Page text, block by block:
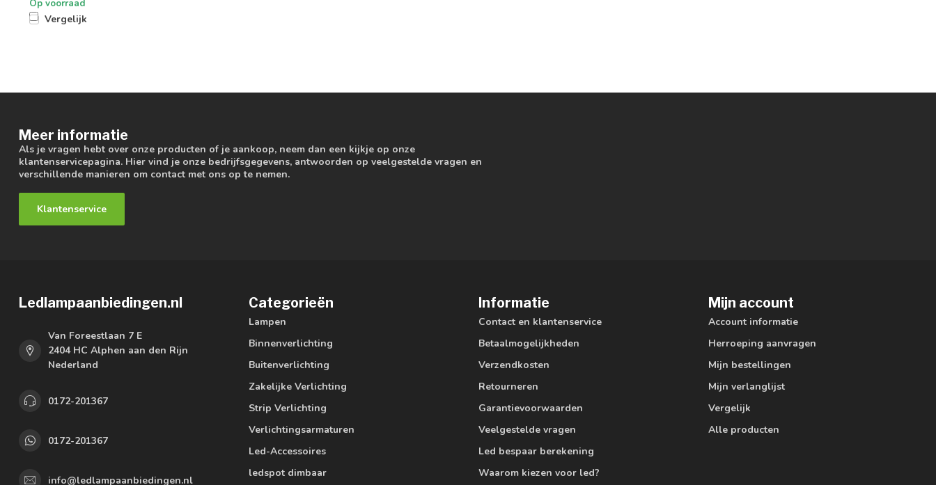
Op voorraad
Vergelijk
Meer informatie
Als je vragen hebt over onze producten of je aankoop, neem dan een kijkje op onze
klantenservicepagina. Hier vind je onze bedrijfsgegevens, antwoorden op veelgestelde vragen en
verschillende manieren om contact met ons op te nemen.
Klantenservice
Ledlampaanbiedingen.nl
Van Foreestlaan 7 E
2404 HC Alphen aan den Rijn
Nederland
0172-201367
0172-201367
info@ledlampaanbiedingen.nl
Categorieën
Lampen
Binnenverlichting
Buitenverlichting
Zakelijke Verlichting
Strip Verlichting
Verlichtingsarmaturen
Led-Accessoires
ledspot dimbaar
Informatie
Contact en klantenservice
Betaalmogelijkheden
Verzendkosten
Retourneren
Garantievoorwaarden
Veelgestelde vragen
Led bespaar berekening
Waarom kiezen voor led?
Mijn account
Account informatie
Herroeping aanvragen
Mijn bestellingen
Mijn verlanglijst
Vergelijk
Alle producten